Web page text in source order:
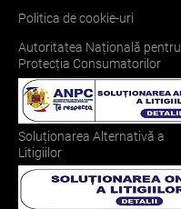
Politica de cookie-uri
Autoritatea Națională pentru
Protecția Consumatorilor
Soluționarea Alternativă a
Litigiilor